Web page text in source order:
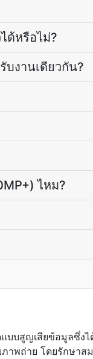
ด้หรือไม่?
บงานเดียวกัน?
ไหม?
บบสูญเสียข้อมูลซึ่งไ
าพถ่าย โดยรักษาส